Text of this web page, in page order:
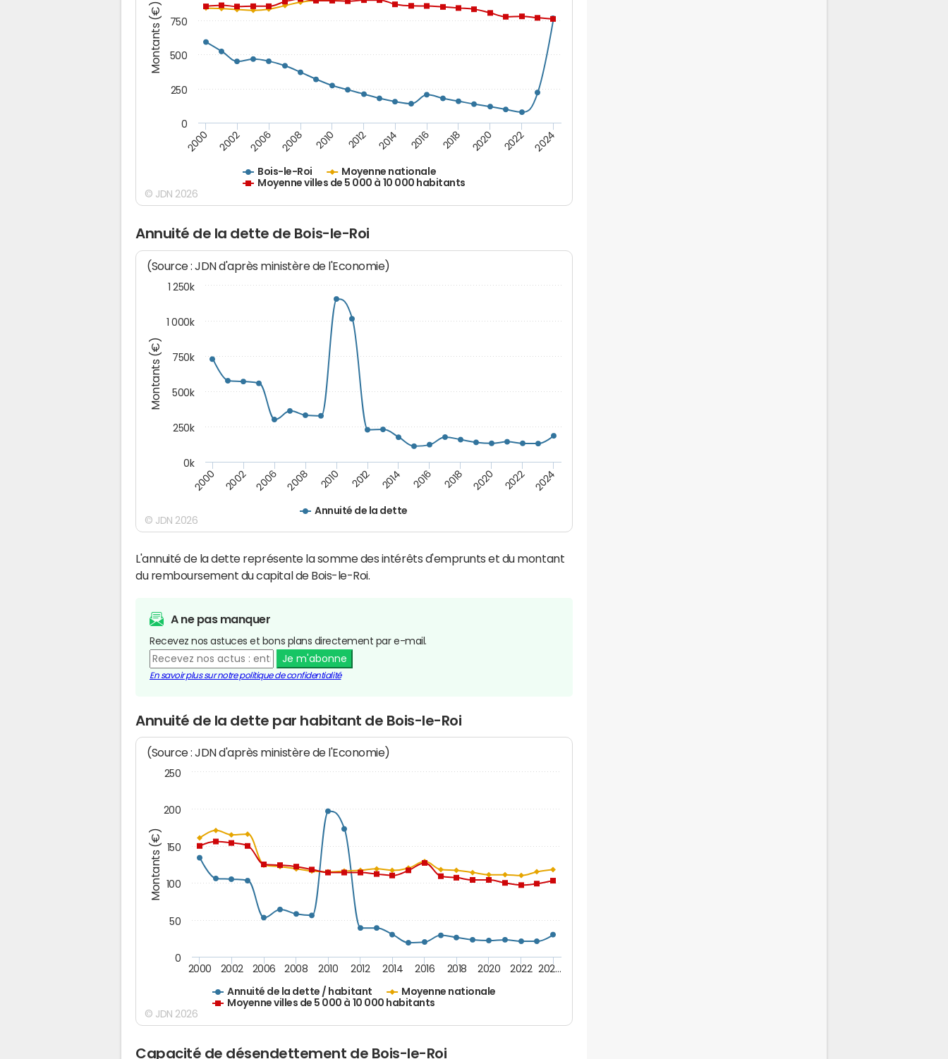
Montants (€)
Bois-le-Roi
Moyenne nationale
Moyenne villes de 5 000 à 10 000 habitants
2000 2002 2006 2008 2010 2012 2014 2016 2018 2020 2022 2024
0
250
500
750
© JDN 2026
Annuité de la dette de Bois-le-Roi
Montants (€)
(Source : JDN d'après ministère de l'Economie)
Annuité de la dette
2000 2002 2006 2008 2010 2012 2014 2016 2018 2020 2022 2024
0k
250k
500k
750k
1 000k
1 250k
© JDN 2026
L'annuité de la dette représente la somme des intérêts d'emprunts et du montant
du remboursement du capital de Bois-le-Roi.
A ne pas manquer
Recevez nos astuces et bons plans directement par e-mail.
Je m'abonne
En savoir plus sur notre politique de confidentialité
Annuité de la dette par habitant de Bois-le-Roi
Montants (€)
(Source : JDN d'après ministère de l'Economie)
Annuité de la dette / habitant
Moyenne nationale
Moyenne villes de 5 000 à 10 000 habitants
2000 2002 2006 2008 2010 2012 2014 2016 2018 2020 2022 202…
0
50
100
150
200
250
© JDN 2026
Capacité de désendettement de Bois-le-Roi